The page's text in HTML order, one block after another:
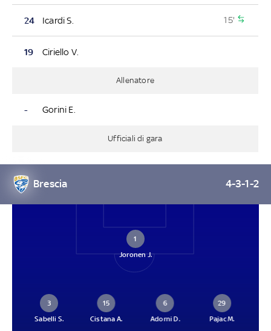
24 Icardi S. 15'
19 Ciriello V.
Allenatore
- Gorini E.
Ufficiali di gara
Brescia 4-3-1-2
1
Joronen J.
3
Sabelli S.
15
Cistana A.
6
Adorni D.
29
Pajac M.